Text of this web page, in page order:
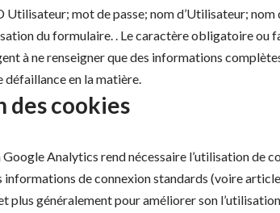
Utilisateur; mot de passe; nom d’Utilisateur;
du formulaire. . Le caractère obligatoire
à ne renseigner que des informations
en la matière.
cookies
Google Analytics rend nécessaire l’utilisation
informations de connexion standards (voire
plus généralement pour améliorer son